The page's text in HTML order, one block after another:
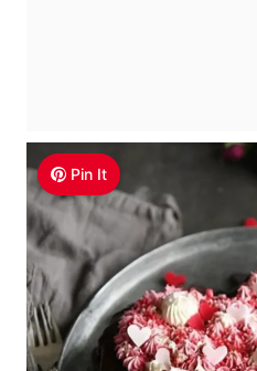
Pin It